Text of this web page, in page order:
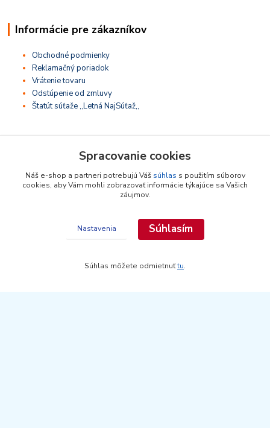
Informácie pre zákazníkov
Obchodné podmienky
Reklamačný poriadok
Vrátenie tovaru
Odstúpenie od zmluvy
Štatút súťaže ,,Letná NajSúťaž,,
Najdielna.sk
Spracovanie cookies
Náš e-shop a partneri potrebujú Váš súhlas s použitím súborov
cookies, aby Vám mohli zobrazovať informácie týkajúce sa Vašich
záujmov.
Nastavenia Súhlasím
Súhlas môžete odmietnuťtu.